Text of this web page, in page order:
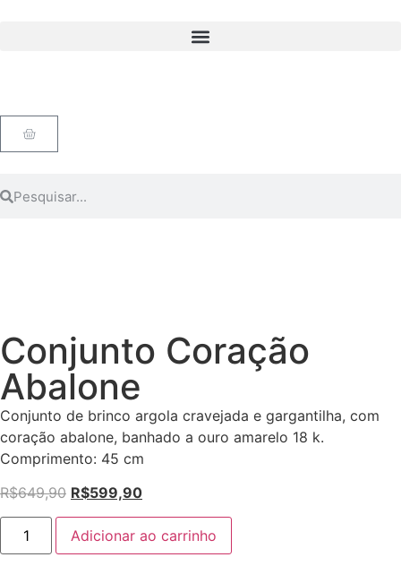
Conjunto Coração
Abalone
Conjunto de brinco argola cravejada e gargantilha, com
coração abalone, banhado a ouro amarelo 18 k.
Comprimento: 45 cm
R$649,90 R$599,90
Adicionar ao carrinho